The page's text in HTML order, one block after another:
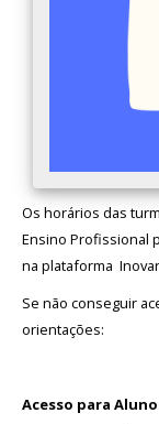
Os horários das
Ensino Profissional
na plataforma
Se não conseguir
orientações:
Acesso para